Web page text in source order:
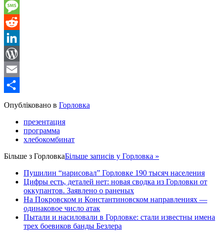
Gmail
Message
Reddit
LinkedIn
WordPress
Email
Share
Опубліковано в Горловка
презентация
программа
хлебокомбинат
Більше з ГорловкаБільше записів у Горловка »
Пушилин “нарисовал” Горловке 190 тысяч населения
Цифры есть, деталей нет: новая сводка из Горловки от
оккупантов. Заявлено о раненых
На Покровском и Константиновском направлениях —
одинаковое число атак
Пытали и насиловали в Горловке: стали известны имена
трех боевиков банды Безлера